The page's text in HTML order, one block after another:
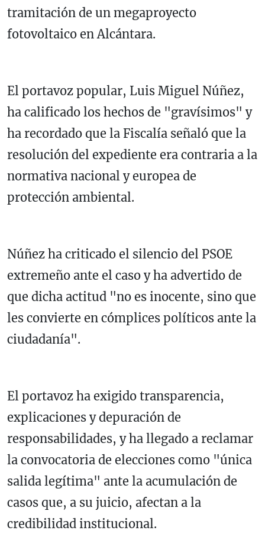
tramitación de un megaproyecto
fotovoltaico en Alcántara.
El portavoz popular, Luis Miguel Núñez,
ha calificado los hechos de "gravísimos" y
ha recordado que la Fiscalía señaló que la
resolución del expediente era contraria a la
normativa nacional y europea de
protección ambiental.
Núñez ha criticado el silencio del PSOE
extremeño ante el caso y ha advertido de
que dicha actitud "no es inocente, sino que
les convierte en cómplices políticos ante la
ciudadanía".
El portavoz ha exigido transparencia,
explicaciones y depuración de
responsabilidades, y ha llegado a reclamar
la convocatoria de elecciones como "única
salida legítima" ante la acumulación de
casos que, a su juicio, afectan a la
credibilidad institucional.